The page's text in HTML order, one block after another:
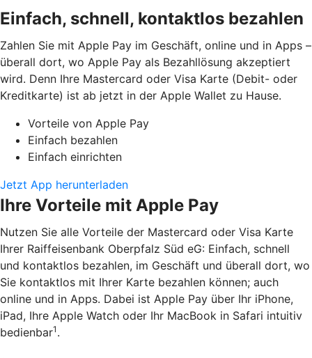
Einfach, schnell, kontaktlos bezahlen
Zahlen Sie mit Apple Pay im Geschäft, online und in Apps –
überall dort, wo Apple Pay als Bezahllösung akzeptiert
wird. Denn Ihre Mastercard oder Visa Karte (Debit- oder
Kreditkarte) ist ab jetzt in der Apple Wallet zu Hause.
Vorteile von Apple Pay
Einfach bezahlen
Einfach einrichten
Jetzt App herunterladen
Ihre Vorteile mit Apple Pay
Nutzen Sie alle Vorteile der Mastercard oder Visa Karte
Ihrer Raiffeisenbank Oberpfalz Süd eG: Einfach, schnell
und kontaktlos bezahlen, im Geschäft und überall dort, wo
Sie kontaktlos mit Ihrer Karte bezahlen können; auch
online und in Apps. Dabei ist Apple Pay über Ihr iPhone,
iPad, Ihre Apple Watch oder Ihr MacBook in Safari intuitiv
bedienbar1 .